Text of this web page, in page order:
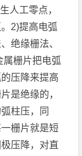
人工零点，
2)提高电弧
绝缘栅法、
属栅片把电弧
压降来提高
是绝缘的，
柱压，同
栅片就是短
压降，对直